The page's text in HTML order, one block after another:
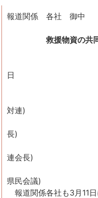
報道関係 各社 御中
救援物資の共
日
災害被災
求める全
対連)
代表世
長)
住
連会長)
合
県民会議)
報道関係各社も3月11